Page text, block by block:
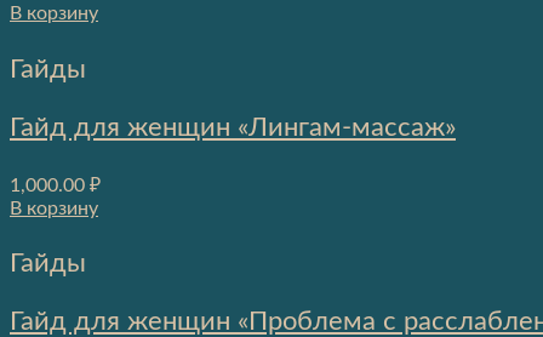
В корзину
Гайды
Гайд для женщин «Лингам-массаж»
1,000.00 ₽
В корзину
Гайды
Гайд для женщин «Проблема с